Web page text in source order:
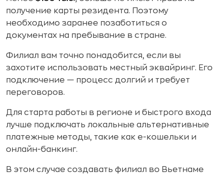
получение карты резидента. Поэтому
необходимо заранее позаботиться о
документах на пребывание в стране.
Филиал вам точно понадобится, если вы
захотите использовать местный эквайринг. Его
подключение — процесс долгий и требует
переговоров.
Для старта работы в регионе и быстрого входа
лучше подключать локальные альтернативные
платежные методы, такие как е-кошельки и
онлайн-банкинг.
В этом случае создавать филиал во Вьетнаме